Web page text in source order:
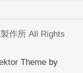
作所All Rights
Theme by